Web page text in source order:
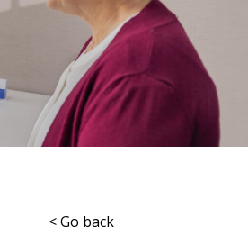
< Go back